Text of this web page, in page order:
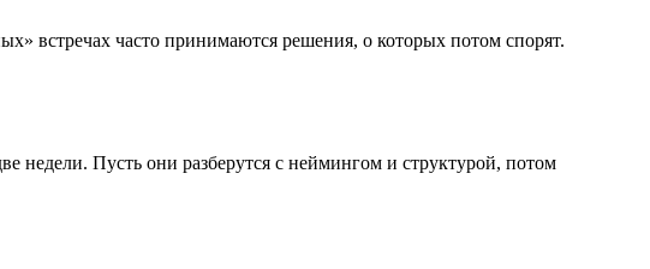
встречах часто принимаются решения, о которых потом спорят.
Пусть они разберутся с неймингом и структурой, потом